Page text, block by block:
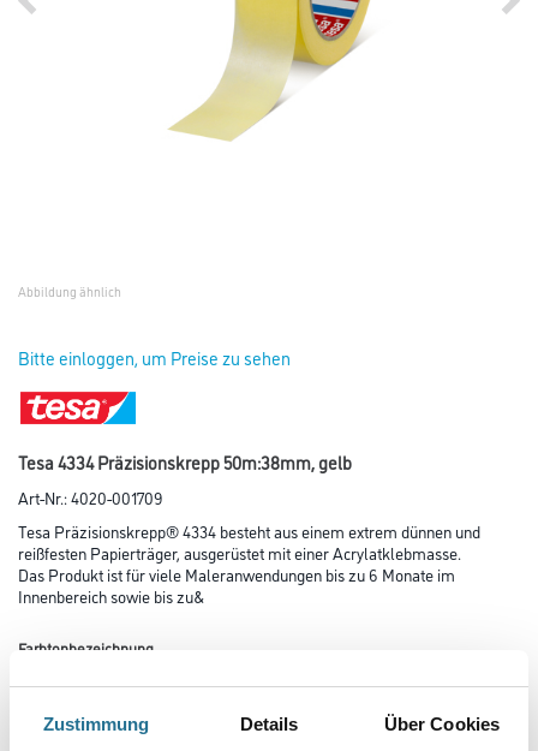
Zustimmung Details Über Cookies
Abbildung ähnlich
Bitte einloggen, um Preise zu sehen
Tesa 4334 Präzisionskrepp 50m:38mm, gelb
Art-Nr.:4020-001709
Tesa Präzisionskrepp® 4334 besteht aus einem extrem dünnen und
reißfesten Papierträger, ausgerüstet mit einer Acrylatklebmasse.
Das Produkt ist für viele Maleranwendungen bis zu 6 Monate im
Innenbereich sowie bis zu&
Farbtonbezeichnung
Länge in Millimeter